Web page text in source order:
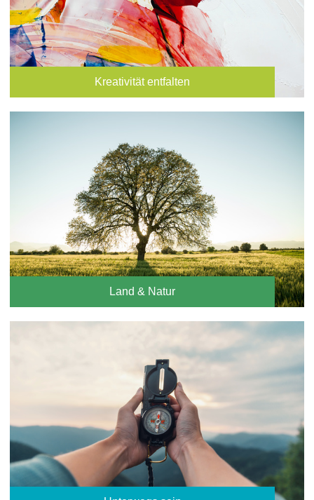
Kreativität entfalten
Land & Natur